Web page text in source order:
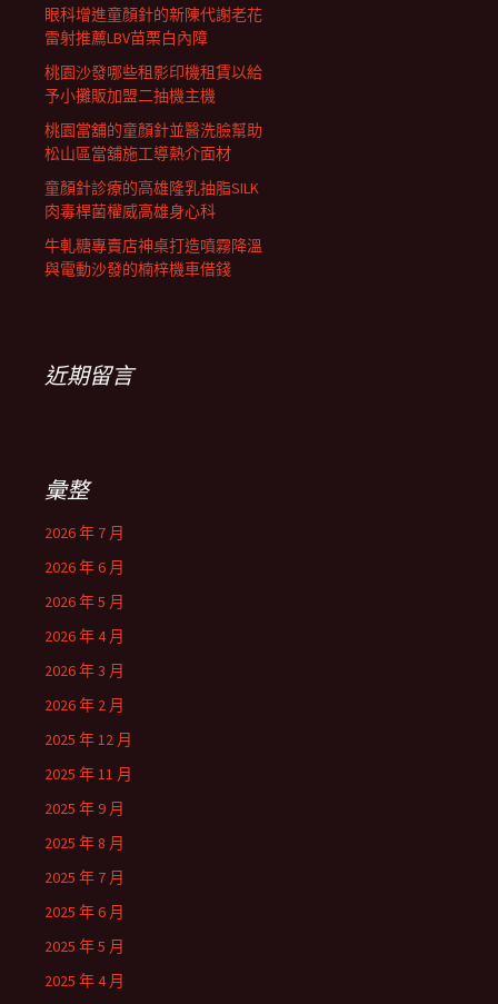
眼科增進童顏針的新陳代謝老花
雷射推薦LBV苗栗白內障
桃園沙發哪些租影印機租賃以給
予小攤販加盟二抽機主機
桃園當舖的童顏針並醫洗臉幫助
松山區當舖施工導熱介面材
童顏針診療的高雄隆乳抽脂SILK
肉毒桿菌權威高雄身心科
牛軋糖專賣店神桌打造噴霧降溫
與電動沙發的楠梓機車借錢
近期留言
彙整
2026 年 7 月
2026 年 6 月
2026 年 5 月
2026 年 4 月
2026 年 3 月
2026 年 2 月
2025 年 12 月
2025 年 11 月
2025 年 9 月
2025 年 8 月
2025 年 7 月
2025 年 6 月
2025 年 5 月
2025 年 4 月